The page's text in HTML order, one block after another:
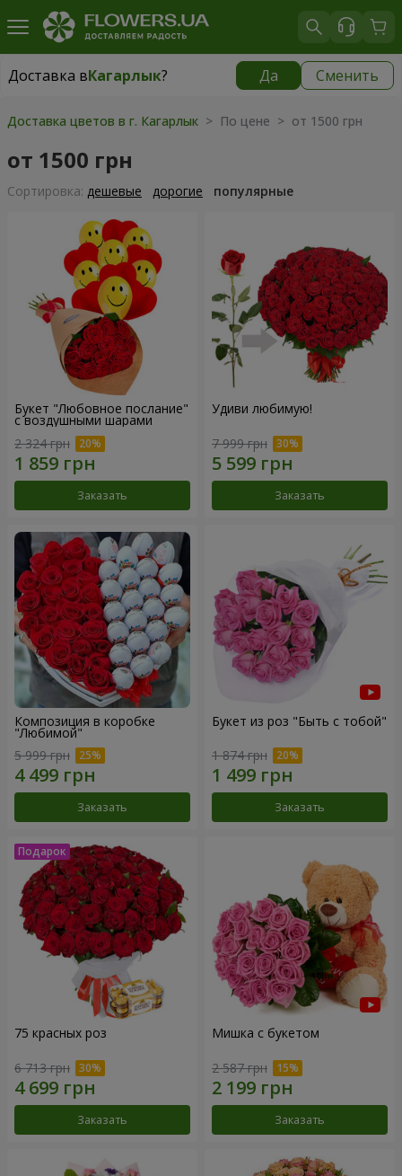
Доставка вКагарлык? Да Сменить
Доставка вКагарлык|
Доставка цветов в г. Кагарлык > По цене > от 1500 грн
от 1500 грн
Cортировка: дешевые дорогие популярные
Букет "Любовное послание"
с воздушными шарами
2 324 грн
Заказать
Удиви любимую!
7 999 грн
Заказать
Композиция в коробке
"Любимой"
5 999 грн
Заказать
Букет из роз "Быть с тобой"
1 874 грн
Заказать
75 красных роз
6 713 грн
Заказать
Мишка с букетом
2 587 грн
Заказать